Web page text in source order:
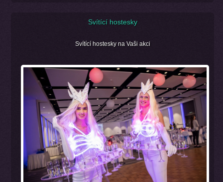
Svítící hostesky
Svítící hostesky na Vaši akci